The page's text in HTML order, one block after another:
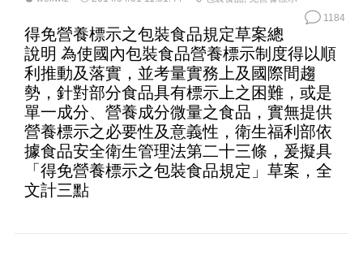
1184
得免營養標示之包裝食品規定草案總
說明 為使國內包裝食品營養標示制度得以順
利推動及落實，並考量實務上及國際間趨
勢，針對部分食品具有標示上之困難，或是
單一成分、營養成分微量之食品，實無提供
營養標示之必要性及意義性，衛生福利部依
據食品安全衛生管理法第二十三條，爰擬具
「得免營養標示之包裝食品規定」草案，全
文計三點